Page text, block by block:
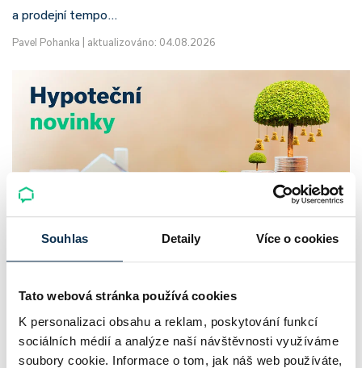
Souhlas Detaily Více o cookies
Tato webová stránka používá cookies
K personalizaci obsahu a reklam, poskytování funkcí
sociálních médií a analýze naší návštěvnosti využíváme
soubory cookie. Informace o tom, jak náš web používáte,
a prodejní tempo…
Pavel Pohanka aktualizováno: 04.08.2026
hypotéky, zatímco Raiffeisenbank
prodloužila slevu do 6.9.2026
Český hypoteční trh na konci července 2026 potvrzuje, že